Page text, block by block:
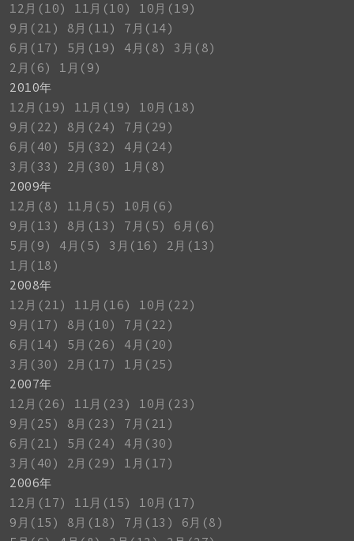
12月(10)
11月(10)
10月(19)
9月(21)
8月(11)
7月(14)
6月(17)
5月(19) 4月(8)
3月(8)
2月(6)
1月(9)
2010年
12月(19)
11月(19)
10月(18)
9月(22)
8月(24)
7月(29)
6月(40)
5月(32)
4月(24)
3月(33)
2月(30)
1月(8)
2009年
12月(8)
11月(5)
10月(6)
9月(13)
8月(13) 7月(5)
6月(6)
5月(9)
4月(5) 3月(16)
2月(13)
1月(18)
2008年
12月(21)
11月(16)
10月(22)
9月(17)
8月(10)
7月(22)
6月(14)
5月(26)
4月(20)
3月(30)
2月(17)
1月(25)
2007年
12月(26)
11月(23)
10月(23)
9月(25)
8月(23)
7月(21)
6月(21)
5月(24)
4月(30)
3月(40)
2月(29)
1月(17)
2006年
12月(17)
11月(15)
10月(17)
9月(15)
8月(18) 7月(13)
6月(8)